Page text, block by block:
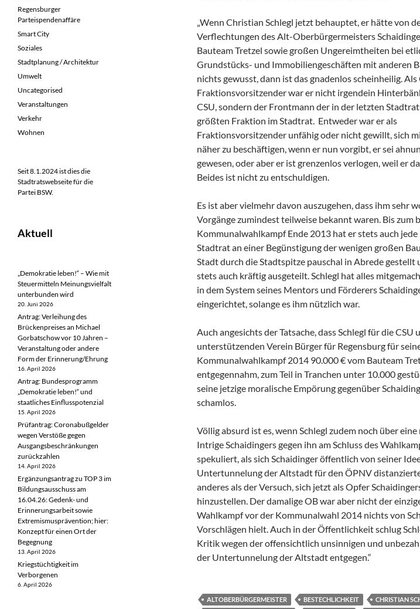
„Wenn Christian Schlegl jetzt behauptet, er hätte von
Verflechtungen des Alt-Oberbürgermeisters
Bauteam Tretzel sowie großen Ungereimtheiten bei
Grundstücks- und Immobiliengeschäften mit anderen
nichts gewusst, dann ist das gnadenlos scheinheilig. Als
Fraktionsvorsitzender war er nicht irgendein
CSU, sondern der Frontmann der in der letzten
größten Fraktion im Stadtrat. Entweder war er als
Fraktionsvorsitzender unfähig oder nicht gewillt, sich
näher zu beschäftigen, wenn er nun vorgibt, er sei
gewesen, oder aber er ist grenzenlos verlogen, weil er
Beides ist nicht zu entschuldigen.
Es ist aber vielmehr davon auszugehen, dass ihm sehr
Vorgänge zumindest teilweise bekannt waren. Bis zum
Kommunalwahlkampf Ende 2013 hat er stets auch
Stadtrat an einer Begünstigung der wenigen großen
Stadt durch die Stadtspitze pauschal in Abrede gestellt
stets auch kräftig ausgeteilt. Schlegl hat alles
in dem System seines Mentors und Förderers
eingerichtet, solange es ihm nützlich war.
Auch angesichts der Tatsache, dass Schlegl für die CSU
unterstützenden Verein Bürger für Regensburg für
Kommunalwahlkampf 2014 90.000 € vom Bauteam
entgegennahm, zum Teil in Tranchen unter 10.000
seine jetzige moralische Empörung gegenüber
schamlos.
Völlig absurd ist es, wenn Schlegl zudem noch über
Intrige Schaidingers gegen ihn am Schluss des
spekuliert, als sich Schaidinger öffentlich von seiner
Untertunnelung der Altstadt für den ÖPNV
anderes als der Versuch, sich jetzt als Opfer
hinzustellen. Der damalige OB war aber nicht der
Wahlkampf vor der Kommunalwahl 2014 nichts von
Vorschlägen hielt. Auch in der Öffentlichkeit schlug
Kritik wegen der offensichtlich unsinnigen und
der Untertunnelung der Altstadt entgegen.“
ALTOBERBÜRGERMEISTER BESTECHLICHKEIT
CHRISTIAN
Regensburger
Parteispendenaffäre
Smart City
Soziales
Stadtplanung / Architektur
Umwelt
Uncategorised
Veranstaltungen
Verkehr
Wohnen
Seit 8.1.2024 ist dies die
Stadtratswebseite für die
Partei BSW.
Aktuell
„Demokratie leben!“ – Wie mit
Steuermitteln Meinungsvielfalt
unterbunden wird
20. Juni 2026
Antrag: Verleihung des
Brückenpreises an Michael
Gorbatschow vor 10 Jahren –
Veranstaltung oder andere
Form der Erinnerung/Ehrung
16. April 2026
Antrag: Bundesprogramm
„Demokratie leben!“ und
staatliches Einflusspotenzial
15. April 2026
Prüfantrag: Coronabußgelder
wegen Verstöße gegen
Ausgangsbeschränkungen
zurückzahlen
14. April 2026
Ergänzungsantrag zu TOP 3 im
Bildungsausschuss am
16.04.26: Gedenk- und
Erinnerungsarbeit sowie
Extremismusprävention; hier:
Konzept für einen Ort der
Begegnung
13. April 2026
Kriegstüchtigkeit im
Verborgenen
6. April 2026